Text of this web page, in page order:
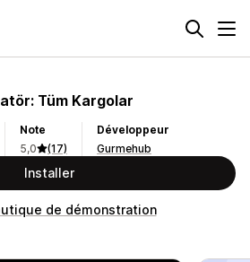
Tüm Kargolar
Note
5,0
(17)
Développeur
Gurmehub
Installer
de démonstration